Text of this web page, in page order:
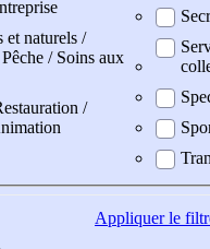
et naturels /
/ Soins aux
/
Appliquerle